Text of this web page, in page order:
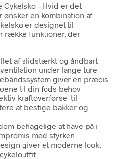
Cykelsko – Hvid er det
ønsker en kombination af
er designet til
række funktioner, der
af slidstærkt og åndbart
under lange ture
giver en præcis
til din fods behov
kraftoverførsel til
at bestige bakker og
behagelige at have på i
med styrken
giver et moderne look,